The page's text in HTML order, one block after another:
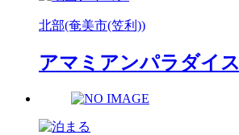
北部(奄美市(笠利))
アマミアンパラダイス